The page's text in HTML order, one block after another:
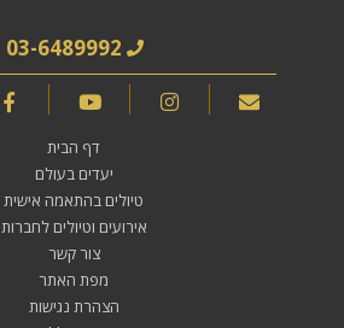
03-6489992
דף הבית
יעדים בעולם
טיולים בהתאמה אישית
אירועים וטיולים לחברות
צור קשר
מפת האתר
הצהרת נגישות